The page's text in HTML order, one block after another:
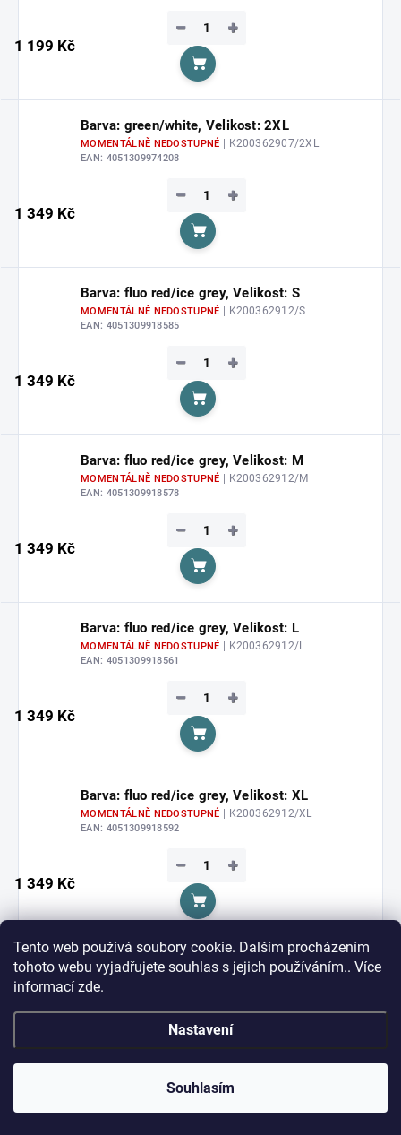
Tento web používá soubory cookie. Dalším procházením
tohoto webu vyjadřujete souhlas s jejich používáním.. Více
informací zde.
Nastavení
Souhlasím
1 199 Kč
+
−
Do košíku
Barva: green/white, Velikost: 2XL
MOMENTÁLNĚ NEDOSTUPNÉ | K200362907/2XL
EAN: 4051309974208
1 349 Kč
+
−
Do košíku
Barva: fluo red/ice grey, Velikost: S
MOMENTÁLNĚ NEDOSTUPNÉ | K200362912/S
EAN: 4051309918585
1 349 Kč
+
−
Do košíku
Barva: fluo red/ice grey, Velikost: M
MOMENTÁLNĚ NEDOSTUPNÉ | K200362912/M
EAN: 4051309918578
1 349 Kč
+
−
Do košíku
Barva: fluo red/ice grey, Velikost: L
MOMENTÁLNĚ NEDOSTUPNÉ | K200362912/L
EAN: 4051309918561
1 349 Kč
+
−
Do košíku
Barva: fluo red/ice grey, Velikost: XL
MOMENTÁLNĚ NEDOSTUPNÉ | K200362912/XL
EAN: 4051309918592
1 349 Kč
+
−
Do košíku
Barva: fluo red/ice grey, Velikost: 3XL
MOMENTÁLNĚ NEDOSTUPNÉ
EAN:
1 349 Kč
+
−
Do košíku